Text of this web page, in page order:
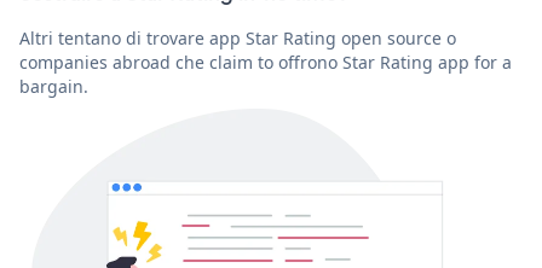
Altri tentano di trovare app Star Rating open source o
companies abroad che claim to offrono Star Rating app for a
bargain.